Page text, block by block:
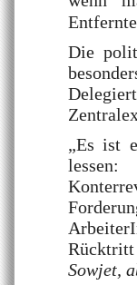
Die
„Es ist
Sowjet,